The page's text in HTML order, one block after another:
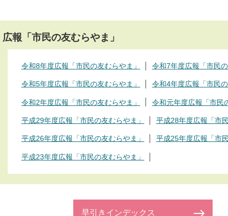
広報「市民の友むらやま」
令和8年度広報「市民の友むらやま」 令和7年度広報「市民の
令和5年度広報「市民の友むらやま」 令和4年度広報「市民の
令和2年度広報「市民の友むらやま」 令和元年度広報「市民
平成29年度広報「市民の友むらやま」 平成28年度広報「市
平成26年度広報「市民の友むらやま」 平成25年度広報「市
平成23年度広報「市民の友むらやま」
早引きインデックス